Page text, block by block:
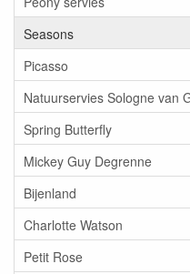
Seasons
Picasso
Natuurservies Sologne van
Spring Butterfly
Mickey Guy Degrenne
Bijenland
Charlotte Watson
Petit Rose